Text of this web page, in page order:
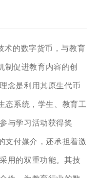
术的数字货币，与教育
制促进教育内容的创
念是利用其原生代币
态系统，学生、教育工
与学习活动获得奖
支付媒介，还承担着激
用的双重功能。其技